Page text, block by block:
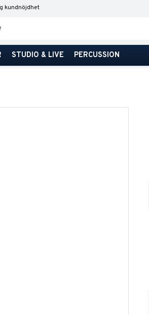
kundnöjdhet
STUDIO & LIVE PERCUSSION